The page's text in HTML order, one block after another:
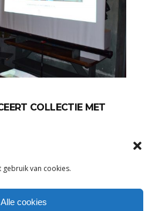
gebruik van cookies.
Alle cookies
COLLECTIE MET